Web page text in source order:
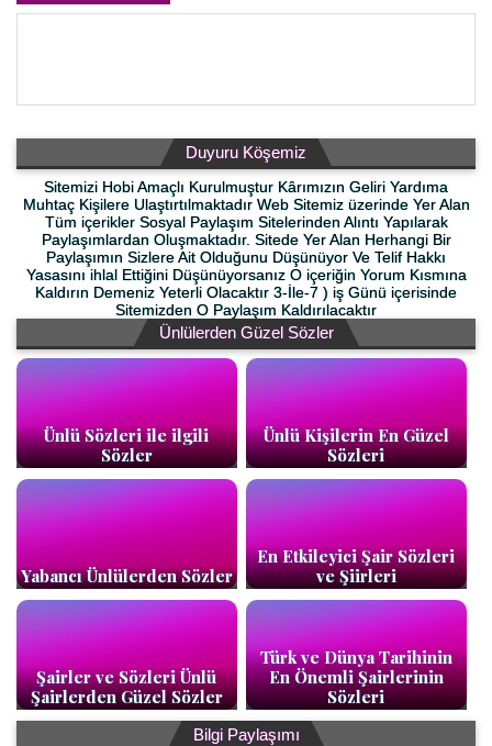
Duyuru Köşemiz
Sitemizi Hobi Amaçlı Kurulmuştur Kârımızın Geliri Yardıma
Muhtaç Kişilere Ulaştırtılmaktadır Web Sitemiz üzerinde Yer Alan
Tüm içerikler Sosyal Paylaşım Sitelerinden Alıntı Yapılarak
Paylaşımlardan Oluşmaktadır. Sitede Yer Alan Herhangi Bir
Paylaşımın Sizlere Ait Olduğunu Düşünüyor Ve Telif Hakkı
Yasasını ihlal Ettiğini Düşünüyorsanız O içeriğin Yorum Kısmına
Kaldırın Demeniz Yeterli Olacaktır 3-İle-7 ) iş Günü içerisinde
Sitemizden O Paylaşım Kaldırılacaktır
Ünlülerden Güzel Sözler
Ünlü Sözleri ile ilgili
Sözler
Ünlü Kişilerin En Güzel
Sözleri
Yabancı Ünlülerden Sözler
En Etkileyici Şair Sözleri
ve Şiirleri
Şairler ve Sözleri Ünlü
Şairlerden Güzel Sözler
Türk ve Dünya Tarihinin
En Önemli Şairlerinin
Sözleri
Bilgi Paylaşımı